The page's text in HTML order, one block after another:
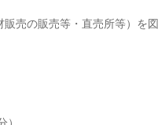
売の販売等・直売所等）を